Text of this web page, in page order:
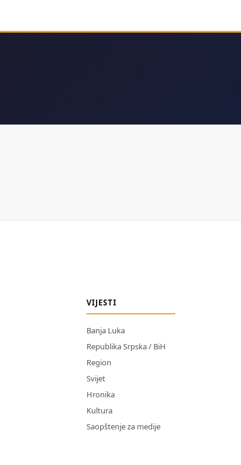
VIJESTI
Banja Luka
Republika Srpska / BiH
Region
Svijet
Hronika
Kultura
Saopštenje za medije